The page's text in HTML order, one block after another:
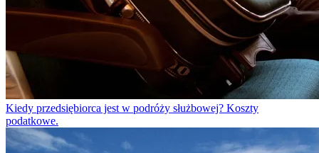
Źródło: materiały prasowe Creandi.pl
Powiązane